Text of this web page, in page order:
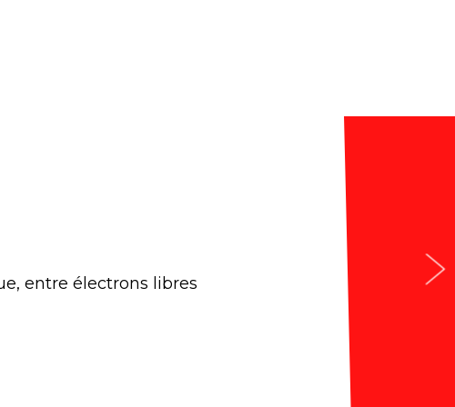
entre électrons libres